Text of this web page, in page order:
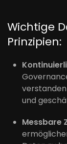
Wichtige
Prinzipien:
und
Messbare